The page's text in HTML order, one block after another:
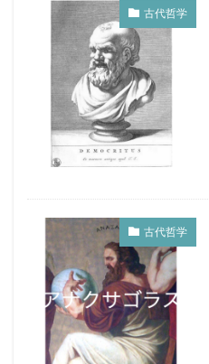
古代哲学
古代哲学